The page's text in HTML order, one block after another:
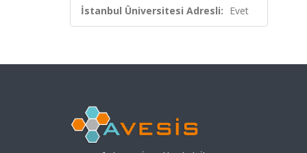
İstanbul Üniversitesi Adresli: Evet